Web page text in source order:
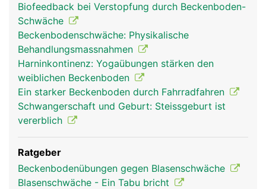
Biofeedback bei Verstopfung durch Beckenboden-
Schwäche
Beckenbodenschwäche: Physikalische
Behandlungsmassnahmen
Harninkontinenz: Yogaübungen stärken den
weiblichen Beckenboden
Ein starker Beckenboden durch Fahrradfahren
Schwangerschaft und Geburt: Steissgeburt ist
vererblich
Ratgeber
Beckenbodenübungen gegen Blasenschwäche
Blasenschwäche - Ein Tabu bricht